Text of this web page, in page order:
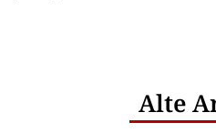
Alte